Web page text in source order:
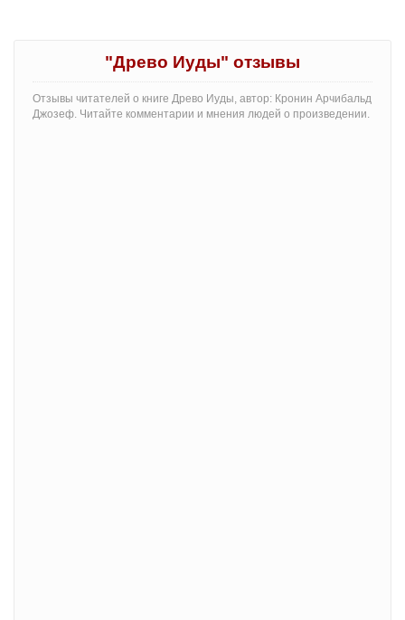
"Древо Иуды" отзывы
Отзывы читателей о книге Древо Иуды, автор: Кронин Арчибальд
Джозеф. Читайте комментарии и мнения людей о произведении.